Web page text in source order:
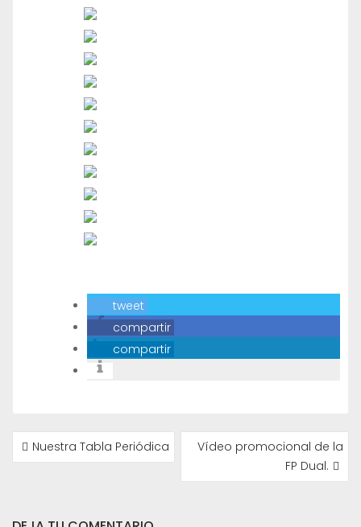
tweet
compartir
compartir
NAVEGACIÓN
DENuestra Tabla Periódica
Vídeo promocional de la
FP Dual.